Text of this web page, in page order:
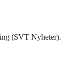
(SVT Nyheter).